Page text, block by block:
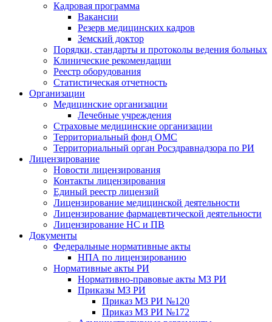
Кадровая программа
Вакансии
Резерв медицинских кадров
Земский доктор
Порядки, стандарты и протоколы ведения больных
Клинические рекомендации
Реестр оборудования
Статистическая отчетность
Организации
Медицинские организации
Лечебные учреждения
Страховые медицинские организации
Территориальный фонд ОМС
Территориальный орган Росздравнадзора по РИ
Лицензирование
Новости лицензирования
Контакты лицензирования
Единый реестр лицензий
Лицензирование медицинской деятельности
Лицензирование фармацевтической деятельности
Лицензирование НС и ПВ
Документы
Федеральные нормативные акты
НПА по лицензированию
Нормативные акты РИ
Нормативно-правовые акты МЗ РИ
Приказы МЗ РИ
Приказ МЗ РИ №120
Приказ МЗ РИ №172